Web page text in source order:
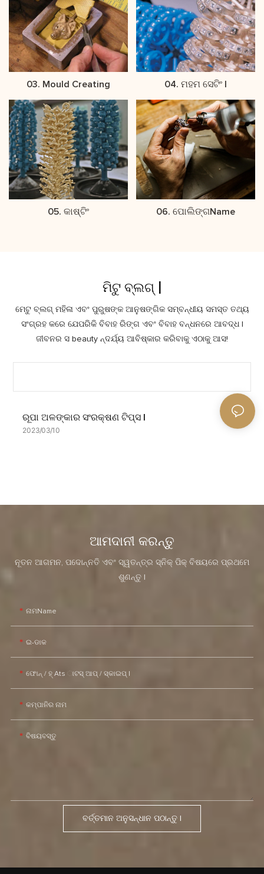
03. Mould Creating 04. ମହମ ସେଟିଂ |
05. କାଷ୍ଟିଂ 06. ପୋଲିଙ୍ଗName
ମିଟୁ ବ୍ଲଗ୍ |
ମେଟୁ ବ୍ଲଗ୍ ମହିଳା ଏବଂ ପୁରୁଷଙ୍କ ଆନୁଷଙ୍ଗିକ ସମ୍ବନ୍ଧୀୟ ସମସ୍ତ ତଥ୍ୟ
ସଂଗ୍ରହ କରେ ଯେପରିକି ବିବାହ ରିଙ୍ଗ ଏବଂ ବିବାହ ବନ୍ଧନରେ ଆବଦ୍ଧ |
ଜୀବନର ସ beauty ନ୍ଦର୍ଯ୍ୟ ଆବିଷ୍କାର କରିବାକୁ ଏଠାକୁ ଆସ!
ରୂପା ଅଳଙ୍କାର ସଂରକ୍ଷଣ ଟିପ୍ସ |
20230310
ଆମଦାନୀ କରନ୍ତୁ
ନୂତନ ଆଗମନ, ପଦୋନ୍ନତି ଏବଂ ସ୍ୱତନ୍ତ୍ର ସ୍ନିକ୍ ପିକ୍ ବିଷୟରେ ପ୍ରଥମେ
ଶୁଣନ୍ତୁ |
ନାମName
ଇ-ଡାକ
ଫୋନ୍ / ହ୍ Ats ାଟସ୍ ଆପ୍ / ସ୍କାଇପ୍ |
କମ୍ପାନିର ନାମ
ବିଷୟବସ୍ତୁ
ବର୍ତ୍ତମାନ ଅନୁସନ୍ଧାନ ପଠାନ୍ତୁ |